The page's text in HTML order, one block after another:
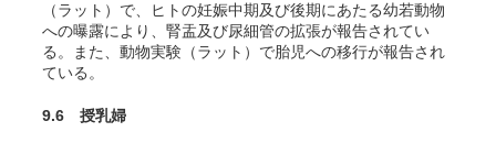
（ラット）で、ヒトの妊娠中期及び後期にあたる幼若動物
への曝露により、腎盂及び尿細管の拡張が報告されてい
る。また、動物実験（ラット）で胎児への移行が報告され
ている。
9.6 授乳婦